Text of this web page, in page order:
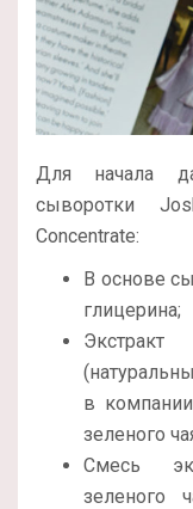
Для начала
сыворотки
Concentrate:
В основе
глицерина;
в
зеленого
Смесь
зеленого